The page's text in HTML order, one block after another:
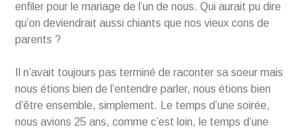
enfiler pour le mariage de l’un de nous. Qui aurait pu dire
qu’on deviendrait aussi chiants que nos vieux cons de
parents ?
Il n’avait toujours pas terminé de raconter sa soeur mais
nous étions bien de l’entendre parler, nous étions bien
d’être ensemble, simplement. Le temps d’une soirée,
nous avions 25 ans, comme c’est loin, le temps d’une